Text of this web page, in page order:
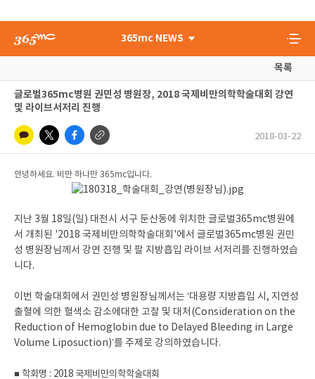
365mc NEWS
목록
글로벌365mc병원 권민성 병원장, 2018 국제비만의학학술대회 강연
및 라이브서저리 진행
2018-03-22
안녕하세요. 비만 하나만 365mc입니다.
지난 3월 18일(일) 대전시 서구 둔산동에 위치한 글로벌365mc병원에
서 개최된 '2018 국제비만의학학술대회'에서 글로벌365mc병원 권민
성 병원장님께서 강연 진행 및 팔 지방흡입 라이브 서저리를 진행하였습
니다.
이번 학술대회에서 권민성 병원장님께서는 ‘대용량 지방흡입 시, 지연성
출혈에 의한 혈색소 감소에대한 고찰 및 대처(Consideration on the
Reduction of Hemoglobin due to Delayed Bleeding in Large
Volume Liposuction)’를 주제로 강의하였습니다.
■ 학회명 : 2018 국제비만의학학술대회